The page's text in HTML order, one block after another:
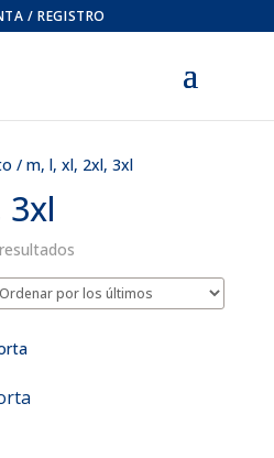
/ REGISTRO
/ m, l, xl, 2xl, 3xl
3xl
Ordenado
por
los